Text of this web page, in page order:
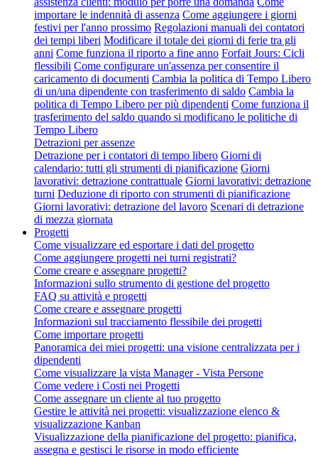
importare le indennità di assenza Come aggiungere i giorni
festivi per l'anno prossimo Regolazioni manuali dei contatori
dei tempi liberi Modificare il totale dei giorni di ferie tra gli
anni Come funziona il riporto a fine anno Forfait Jours: Cicli
flessibili Come configurare un'assenza per consentire il
caricamento di documenti Cambia la politica di Tempo Libero
di un/una dipendente con trasferimento di saldo Cambia la
politica di Tempo Libero per più dipendenti Come funziona il
trasferimento del saldo quando si modificano le politiche di
Tempo Libero
Detrazioni per assenze
Detrazione per i contatori di tempo libero Giorni di
calendario: tutti gli strumenti di pianificazione Giorni
lavorativi: detrazione contrattuale Giorni lavorativi: detrazione
turni Deduzione di riporto con strumenti di pianificazione
Giorni lavorativi: detrazione del lavoro Scenari di detrazione
di mezza giornata
Progetti
Come visualizzare ed esportare i dati del progetto
Come aggiungere progetti nei turni registrati?
Come creare e assegnare progetti?
Informazioni sullo strumento di gestione del progetto
FAQ su attività e progetti
Come creare e assegnare progetti
Informazioni sul tracciamento flessibile dei progetti
Come importare progetti
Panoramica dei miei progetti: una visione centralizzata per i
dipendenti
Come visualizzare la vista Manager - Vista Persone
Come vedere i Costi nei Progetti
Come assegnare un cliente al tuo progetto
Gestire le attività nei progetti: visualizzazione elenco &
visualizzazione Kanban
Visualizzazione della pianificazione del progetto: pianifica,
assegna e gestisci le risorse in modo efficiente